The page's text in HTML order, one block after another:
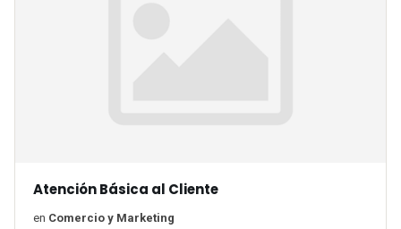
Atención Básica al Cliente
en Comercio y Marketing